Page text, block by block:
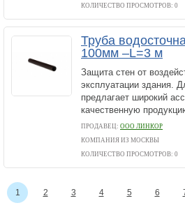
КОЛИЧЕСТВО ПРОСМОТРОВ: 0
Труба
100мм –L=3 м
Защита стен от
эксплуатации здания.
предлагает широкий
качественную
ПРОДАВЕЦ: ООО ЛИНКОР
КОМПАНИЯ ИЗ МОСКВЫ
КОЛИЧЕСТВО ПРОСМОТРОВ: 0
1 2 3 4 5 6